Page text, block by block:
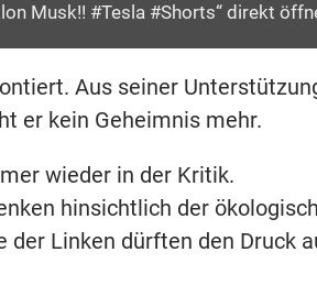
Musk!! #Tesla #Shorts“ direkt
Aus seiner
er kein Geheimnis mehr.
wieder in der Kritik.
hinsichtlich der
der Linken dürften den Druck